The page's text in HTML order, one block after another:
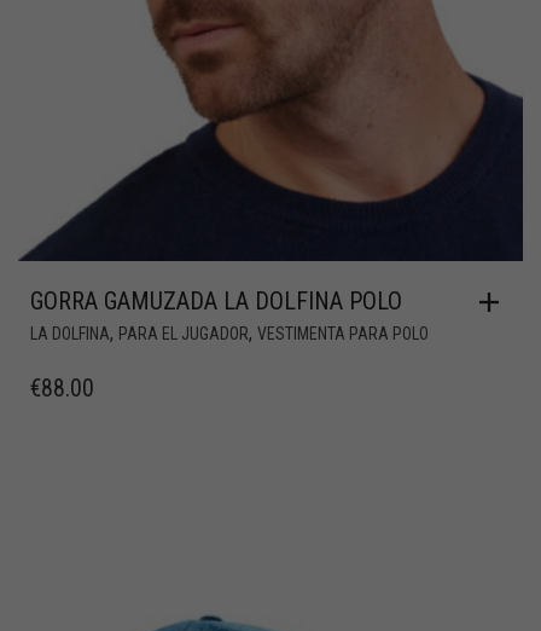
GORRA GAMUZADA LA DOLFINA POLO
LA DOLFINA, PARA EL JUGADOR, VESTIMENTA PARA POLO
€88.00